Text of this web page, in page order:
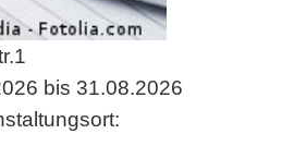
bis 31.08.2026